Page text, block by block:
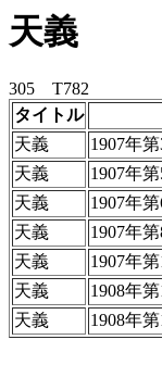
天義
305 T782
タイトル
天義
1907年
天義
1907年
天義
1907年
天義
1907年
天義
1907年
天義
1908年
天義
1908年